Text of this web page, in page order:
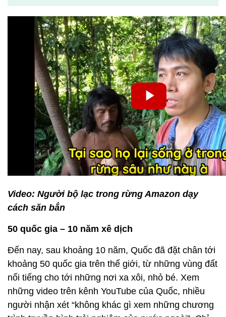
Video: Người bộ lạc trong rừng Amazon dạy
cách săn bắn
50 quốc gia – 10 năm xê dịch
Đến nay, sau khoảng 10 năm, Quốc đã đặt chân tới
khoảng 50 quốc gia trên thế giới, từ những vùng đất
nổi tiếng cho tới những nơi xa xôi, nhỏ bé. Xem
những video trên kênh YouTube của Quốc, nhiều
người nhận xét “không khác gì xem những chương